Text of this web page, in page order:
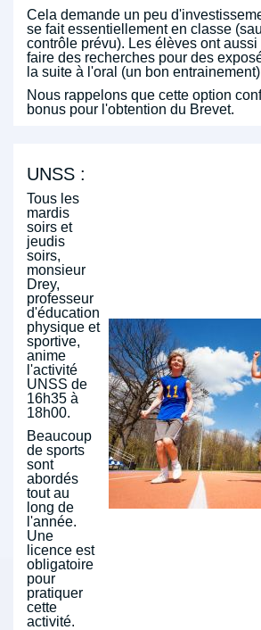
Cela demande un peu
se fait essentiellement en classe
contrôle prévu). Les élèves ont
faire des recherches pour des
la suite à l'oral (un bon
Nous rappelons que cette option
bonus pour l'obtention du Brevet.
UNSS :
Tous les
mardis
soirs et
jeudis
soirs,
monsieur
Drey,
professeur
d'éducation
physique et
sportive,
anime
l'activité
UNSS de
16h35 à
18h00.
Beaucoup
de sports
sont
abordés
tout au
long de
l'année.
Une
licence est
obligatoire
pour
pratiquer
cette
activité.